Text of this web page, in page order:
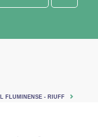
FLUMINENSE - RIUFF